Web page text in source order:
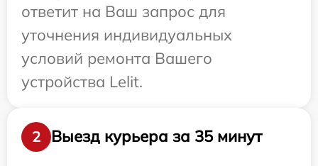
ответит на Ваш запрос для
уточнения индивидуальных
условий ремонта Вашего
устройства Lelit.
2
Выезд курьера за 35 минут